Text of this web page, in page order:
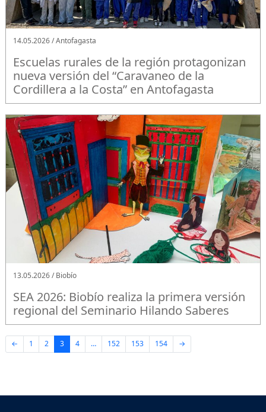
14.05.2026 / Antofagasta
Escuelas rurales de la región protagonizan
nueva versión del “Caravaneo de la
Cordillera a la Costa” en Antofagasta
13.05.2026 / Biobío
SEA 2026: Biobío realiza la primera versión
regional del Seminario Hilando Saberes
← 1 2 3 4 … 152 153 154 →